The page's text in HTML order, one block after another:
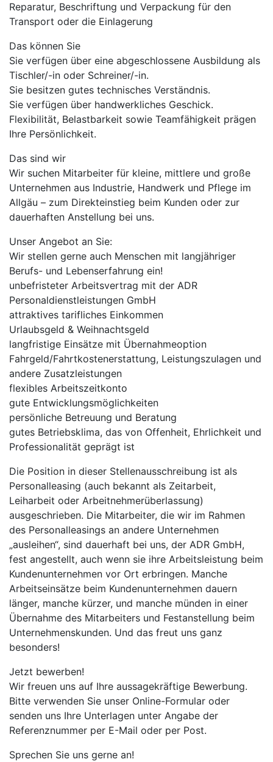
Reparatur, Beschriftung und Verpackung für den
Transport oder die Einlagerung
Das können Sie
Sie verfügen über eine abgeschlossene Ausbildung als
Tischler/-in oder Schreiner/-in.
Sie besitzen gutes technisches Verständnis.
Sie verfügen über handwerkliches Geschick.
Flexibilität, Belastbarkeit sowie Teamfähigkeit prägen
Ihre Persönlichkeit.
Das sind wir
Wir suchen Mitarbeiter für kleine, mittlere und große
Unternehmen aus Industrie, Handwerk und Pflege im
Allgäu – zum Direkteinstieg beim Kunden oder zur
dauerhaften Anstellung bei uns.
Unser Angebot an Sie:
Wir stellen gerne auch Menschen mit langjähriger
Berufs- und Lebenserfahrung ein!
unbefristeter Arbeitsvertrag mit der ADR
Personaldienstleistungen GmbH
attraktives tarifliches Einkommen
Urlaubsgeld & Weihnachtsgeld
langfristige Einsätze mit Übernahmeoption
Fahrgeld/Fahrtkostenerstattung, Leistungszulagen und
andere Zusatzleistungen
flexibles Arbeitszeitkonto
gute Entwicklungsmöglichkeiten
persönliche Betreuung und Beratung
gutes Betriebsklima, das von Offenheit, Ehrlichkeit und
Professionalität geprägt ist
Die Position in dieser Stellenausschreibung ist als
Personalleasing (auch bekannt als Zeitarbeit,
Leiharbeit oder Arbeitnehmerüberlassung)
ausgeschrieben. Die Mitarbeiter, die wir im Rahmen
des Personalleasings an andere Unternehmen
„ausleihen“, sind dauerhaft bei uns, der ADR GmbH,
fest angestellt, auch wenn sie ihre Arbeitsleistung beim
Kundenunternehmen vor Ort erbringen. Manche
Arbeitseinsätze beim Kundenunternehmen dauern
länger, manche kürzer, und manche münden in einer
Übernahme des Mitarbeiters und Festanstellung beim
Unternehmenskunden. Und das freut uns ganz
besonders!
Jetzt bewerben!
Wir freuen uns auf Ihre aussagekräftige Bewerbung.
Bitte verwenden Sie unser Online-Formular oder
senden uns Ihre Unterlagen unter Angabe der
Referenznummer per E-Mail oder per Post.
Sprechen Sie uns gerne an!